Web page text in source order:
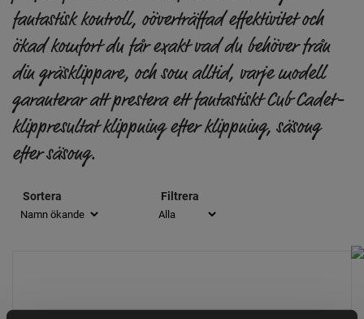
fantastisk kontroll, oöverträffad effektivitet och
ökad komfort du får exakt vad du behöver från
din gräsklippare, och som alltid, varje modell
garanterar att prestera ett fantastiskt Cub Cadet-
klippresultat klippning efter klippning, säsong
efter säsong.
Sortera Filtrera